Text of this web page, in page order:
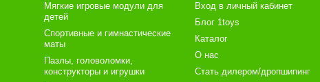
Мягкие игровые модули для
детей
Спортивные и гимнастические
маты
Пазлы, головоломки,
конструкторы и игрушки
Вход в личный кабинет
Блог 1toys
Каталог
О нас
Стать дилером/дропшипинг